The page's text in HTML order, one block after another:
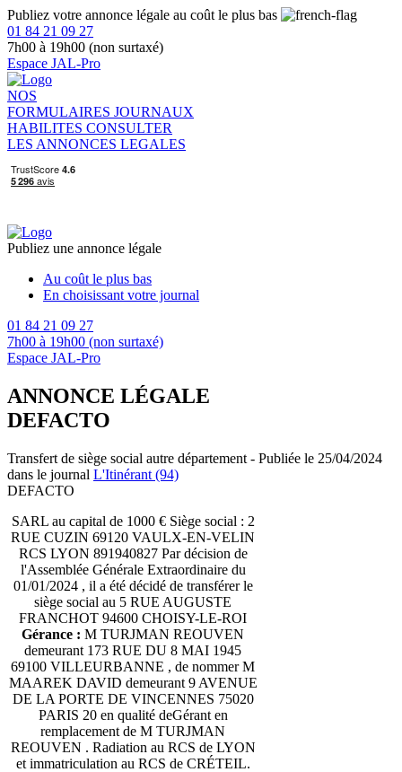
Publiez votre annonce légale au coût le plus bas
01 84 21 09 27
7h00 à 19h00 (non surtaxé)
Espace JAL-Pro
NOS
FORMULAIRES JOURNAUX
HABILITES CONSULTER
LES ANNONCES LEGALES
Publiez une annonce légale
Au coût le plus bas
En choisissant votre journal
01 84 21 09 27
7h00 à 19h00 (non surtaxé)
Espace JAL-Pro
ANNONCE LÉGALE
DEFACTO
Transfert de siège social autre département - Publiée le 25/04/2024
dans le journal L'Itinérant (94)
DEFACTO
SARL au capital de 1000 € Siège social : 2
RUE CUZIN 69120 VAULX-EN-VELIN
RCS LYON 891940827 Par décision de
l'Assemblée Générale Extraordinaire du
01/01/2024 , il a été décidé de transférer le
siège social au 5 RUE AUGUSTE
FRANCHOT 94600 CHOISY-LE-ROI
Gérance : M TURJMAN REOUVEN
demeurant 173 RUE DU 8 MAI 1945
69100 VILLEURBANNE , de nommer M
MAAREK DAVID demeurant 9 AVENUE
DE LA PORTE DE VINCENNES 75020
PARIS 20 en qualité deGérant en
remplacement de M TURJMAN
REOUVEN . Radiation au RCS de LYON
et immatriculation au RCS de CRÉTEIL.